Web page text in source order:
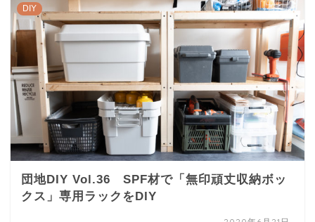
DIY
団地DIY Vol.36 SPF材で「無印頑丈収納ボッ
クス」専用ラックをDIY